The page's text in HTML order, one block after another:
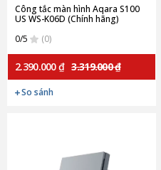
Công tắc màn hình Aqara S100
US WS-K06D (Chính hãng)
0/5
(0)
2.390.000 ₫ 3.319.000 ₫
So sánh